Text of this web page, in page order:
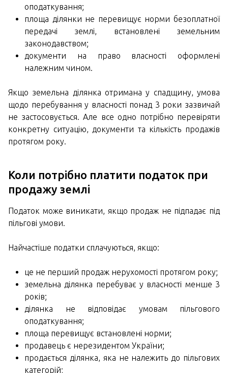
оподаткування;
площа ділянки не перевищує норми безоплатної
передачі землі, встановлені земельним
законодавством;
документи на право власності оформлені
належним чином.
Якщо земельна ділянка отримана у спадщину, умова
щодо перебування у власності понад 3 роки зазвичай
не застосовується. Але все одно потрібно перевіряти
конкретну ситуацію, документи та кількість продажів
протягом року.
Коли потрібно платити податок при
продажу землі
Податок може виникати, якщо продаж не підпадає під
пільгові умови.
Найчастіше податки сплачуються, якщо:
це не перший продаж нерухомості протягом року;
земельна ділянка перебуває у власності менше 3
років;
ділянка не відповідає умовам пільгового
оподаткування;
площа перевищує встановлені норми;
продавець є нерезидентом України;
продається ділянка, яка не належить до пільгових
категорій;